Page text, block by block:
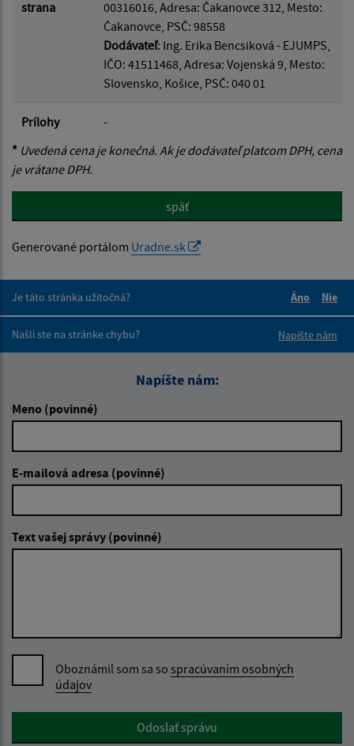
strana
00316016, Adresa: Čakanovce 312, Mesto:
Čakanovce, PSČ: 98558
Dodávateľ: Ing. Erika Bencsiková - EJUMPS,
IČO: 41511468, Adresa: Vojenská 9, Mesto:
Slovensko, Košice, PSČ: 040 01
Prílohy
-
* Uvedená cena je konečná. Ak je dodávateľ platcom DPH, cena
je vrátane DPH.
späť
Generované portálom Uradne.sk
Je táto stránka užitočná?
Áno
Nie
Našli ste na stránke chybu?
Napíšte nám
Napíšte nám:
Meno (povinné)
E-mailová adresa (povinné)
Text vašej správy (povinné)
Oboznámil som sa so spracúvaním osobných
údajov
Google reCaptcha ResponseOdoslať správu